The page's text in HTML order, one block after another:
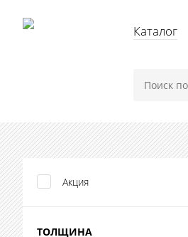
Каталог
Акция
ТОЛЩИНА